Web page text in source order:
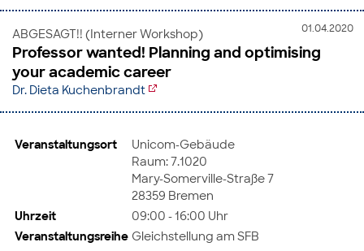
01.04.2020
ABGESAGT!! (Interner Workshop)
Professor wanted! Planning and optimising
your academic career
Dr. Dieta Kuchenbrandt
Veranstaltungsort
Unicom-Gebäude
Raum: 7.1020
Mary-Somerville-Straße 7
28359 Bremen
Uhrzeit
09:00 - 16:00 Uhr
Veranstaltungsreihe Gleichstellung am SFB